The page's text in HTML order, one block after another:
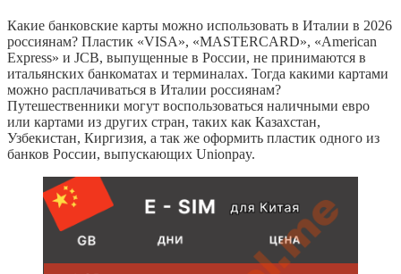
Какие банковские карты можно использовать в Италии в 2026
россиянам? Пластик «VISA», «MASTERCARD», «American
Express» и JCB, выпущенные в России, не принимаются в
итальянских банкоматах и терминалах. Тогда какими картами
можно расплачиваться в Италии россиянам?
Путешественники могут воспользоваться наличными евро
или картами из других стран, таких как Казахстан,
Узбекистан, Киргизия, а так же оформить пластик одного из
банков России, выпускающих Unionpay.